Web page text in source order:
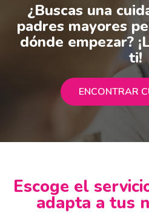
¿Buscas una
padres mayores
dónde empezar?
ti!
ENCONTRAR
Escoge el
adapta a tus